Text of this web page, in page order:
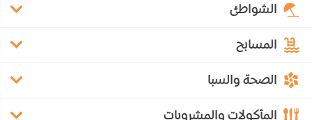
الشواطئ
المسابح
الصحة والسبا
المأكولات والمشروبات